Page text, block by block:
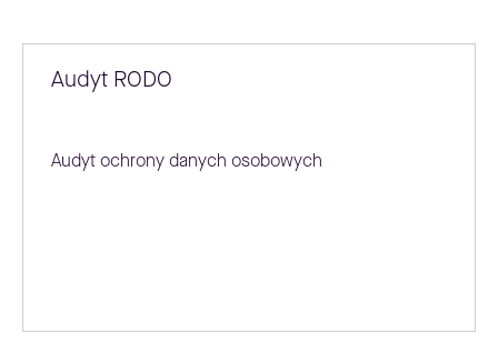
Audyt RODO
Audyt ochrony danych osobowych